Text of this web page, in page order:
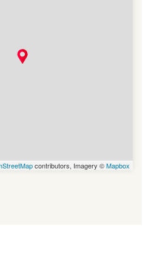
contributors, Imagery ©Mapbox